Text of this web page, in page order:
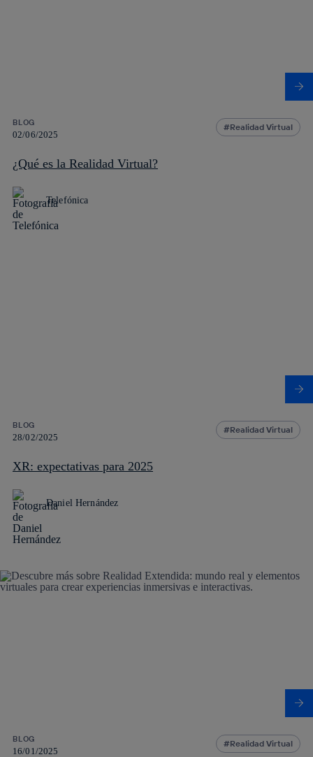
BLOG
02/06/2025
Realidad Virtual
¿Qué es la Realidad Virtual?
Telefónica
BLOG
28/02/2025
Realidad Virtual
XR: expectativas para 2025
Daniel Hernández
BLOG
16/01/2025
Realidad Virtual